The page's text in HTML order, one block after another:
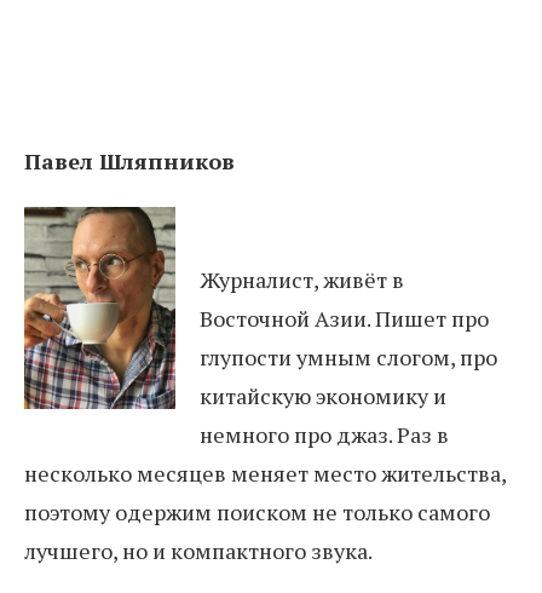
Павел Шляпников
Журналист, живёт в
Восточной Азии. Пишет про
глупости умным слогом, про
китайскую экономику и
немного про джаз. Раз в
несколько месяцев меняет место жительства,
поэтому одержим поиском не только самого
лучшего, но и компактного звука.